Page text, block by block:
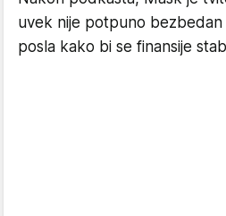
uvek nije potpuno bezbedan
posla kako bi se finansije